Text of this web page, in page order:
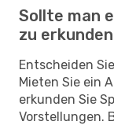
Sollte man
zu
Entscheiden
Mieten Sie ein
erkunden Sie
Vorstellungen.